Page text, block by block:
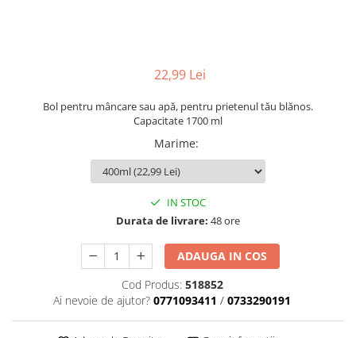
22,99 Lei
Bol pentru mâncare sau apă, pentru prietenul tău blănos.
Capacitate 1700 ml
Marime:
IN STOC
Durata de livrare: 48 ore
ADAUGA IN COS
Cod Produs: 518852
Ai nevoie de ajutor? 0771093411 / 0733290191